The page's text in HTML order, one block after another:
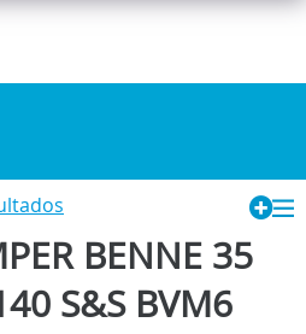
BENNE 35
S&S BVM6